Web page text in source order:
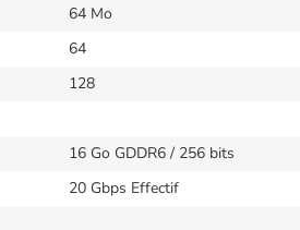
64 Mo
64
128
16 Go GDDR6 / 256 bits
20 Gbps Effectif